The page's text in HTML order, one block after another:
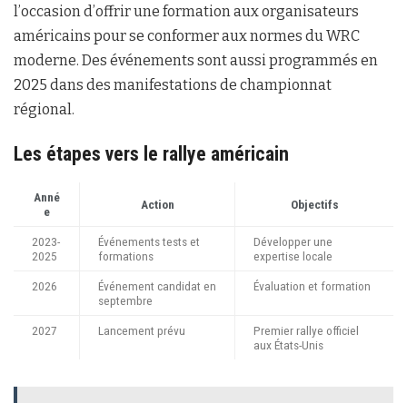
l’occasion d’offrir une formation aux organisateurs
américains pour se conformer aux normes du WRC
moderne. Des événements sont aussi programmés en
2025 dans des manifestations de championnat
régional.
Les étapes vers le rallye américain
Anné
e
Action Objectifs
2023-
2025
Événements tests et
formations
Développer une
expertise locale
2026
Événement candidat en
septembre
Évaluation et formation
2027 Lancement prévu
Premier rallye officiel
aux États-Unis